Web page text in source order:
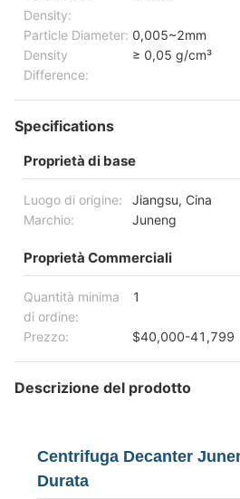
Density:
Particle Diameter: 0,005~2mm
Density
Difference:
≥ 0,05 g/cm³
Specifications
Proprietà di base
Luogo di origine:
Jiangsu, Cina
Marchio:
Juneng
Proprietà Commerciali
Quantità minima
di ordine:
1
Prezzo: $40,000-41,799
Descrizione del prodotto
Centrifuga Decanter
Durata